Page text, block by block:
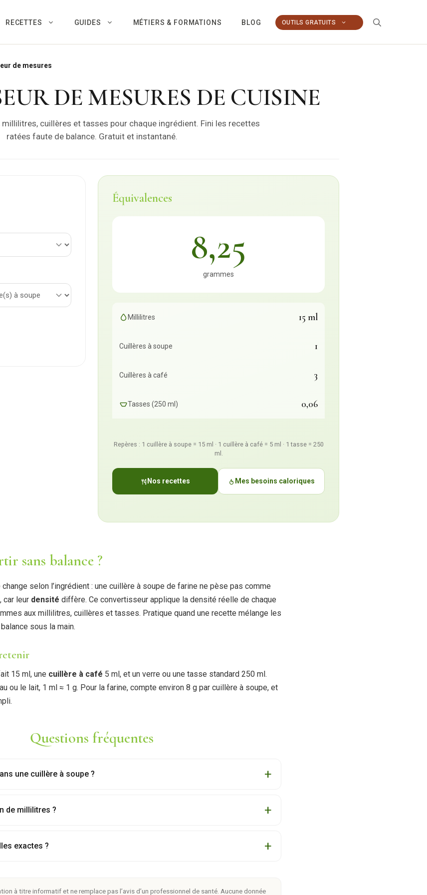
RECETTES GUIDES MÉTIERS & FORMATIONS BLOG OUTILS GRATUITS
de mesures
DE MESURES DE CUISINE
cuillères et tasses pour chaque ingrédient. Fini les recettes
ratées faute de balance. Gratuit et instantané.
Équivalences
8,25
grammes
Millilitres 15 ml
Cuillères à soupe 1
Cuillères à café 3
Tasses (250 ml) 0,06
Repères : 1 cuillère à soupe = 15 ml · 1 cuillère à café = 5 ml · 1 tasse = 250
ml.
Nos recettes Mes besoins caloriques
sans balance ?
selon l’ingrédient : une cuillère à soupe de farine ne pèse pas comme
car leur densité diffère. Ce convertisseur applique la densité réelle de chaque
aux millilitres, cuillères et tasses. Pratique quand une recette mélange les
sous la main.
15 ml, une cuillère à café 5 ml, et un verre ou une tasse standard 250 ml.
ou le lait, 1 ml ≈ 1 g. Pour la farine, compte environ 8 g par cuillère à soupe, et
Questions fréquentes
une cuillère à soupe ?
de millilitres ?
exactes ?
à titre informatif et ne remplace pas l’avis d’un professionnel de santé. Aucune donnée